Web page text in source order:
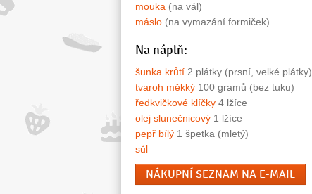
mouka (na vál)
máslo (na vymazání formiček)
Na náplň:
šunka krůtí 2 plátky (prsní, velké plátky)
tvaroh měkký 100 gramů (bez tuku)
ředkvičkové klíčky 4 lžíce
olej slunečnicový 1 lžíce
pepř bílý 1 špetka (mletý)
sůl
NÁKUPNÍ SEZNAM NA E-MAIL